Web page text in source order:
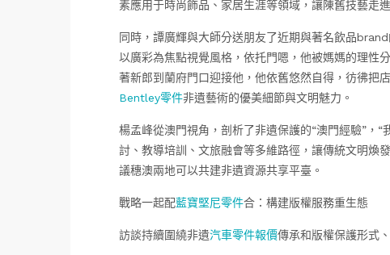
素應用于時尚飾品、家居生涯等領域，讓陳舊技藝走
同時，譚廣輝與大師分送朋友了近期與著名飲品
以廣彩為焦點視覺風格，依托門嗯，他被媽媽的理性
著新郎到蘭府門口迎接他，他依舊悠然自得，彷彿把
Bentley零件非遺藝術的優美細節與文明魅力。
楊孟峰從澳門視角，剖析了非遺保護的“澳門經驗”，
討、教導培訓、文旅融會等多維路徑，讓傳統文明煥
議穗澳兩地可以共建非遺資源共享平臺。
戰略一起配藍寶堅尼零件合：構建版權服務重生態
訪談持續圍繞非遺汽車零件報價傳承和版權保護形式